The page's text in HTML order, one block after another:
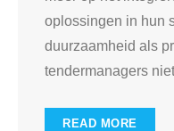
oplossingen in hun
duurzaamheid als
tendermanagers
READ MORE